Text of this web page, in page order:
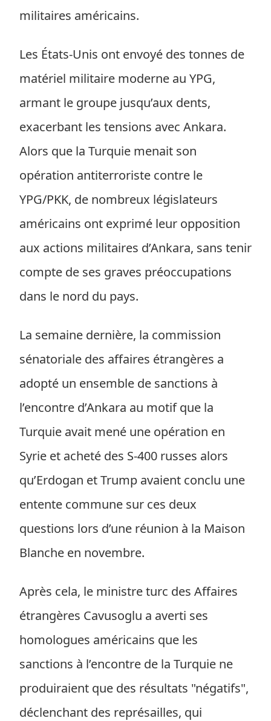
militaires américains.
Les États-Unis ont envoyé des tonnes de
matériel militaire moderne au YPG,
armant le groupe jusqu’aux dents,
exacerbant les tensions avec Ankara.
Alors que la Turquie menait son
opération antiterroriste contre le
YPG/PKK, de nombreux législateurs
américains ont exprimé leur opposition
aux actions militaires d’Ankara, sans tenir
compte de ses graves préoccupations
dans le nord du pays.
La semaine dernière, la commission
sénatoriale des affaires étrangères a
adopté un ensemble de sanctions à
l’encontre d’Ankara au motif que la
Turquie avait mené une opération en
Syrie et acheté des S-400 russes alors
qu’Erdogan et Trump avaient conclu une
entente commune sur ces deux
questions lors d’une réunion à la Maison
Blanche en novembre.
Après cela, le ministre turc des Affaires
étrangères Cavusoglu a averti ses
homologues américains que les
sanctions à l’encontre de la Turquie ne
produiraient que des résultats "négatifs",
déclenchant des représailles, qui